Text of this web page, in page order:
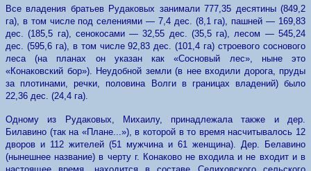
Все владения братьев Рудаковых занимали 777,35 десятины (849,2
га), в том числе под селениями — 7,4 дес. (8,1 га), пашней — 169,83
дес. (185,5 га), сенокосами — 32,55 дес. (35,5 га), лесом — 545,24
дес. (595,6 га), в том числе 92,83 дес. (101,4 га) строевого соснового
леса (на планах он указан как «Сосновый лес», ныне это
«Конаковский бор»). Неудобной земли (в нее входили дорога, пруды
за плотинами, речки, половина Волги в границах владений) было
22,36 дес. (24,4 га).
Одному из Рудаковых, Михаилу, принадлежала также и дер.
Билавино (так на «Плане...»), в которой в то время насчитывалось 12
дворов и 112 жителей (51 мужчина и 61 женщина). Дер. Белавино
(нынешнее название) в черту г. Конаково не входила и не входит и в